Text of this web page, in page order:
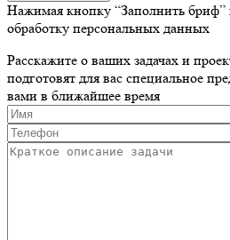
Нажимая кнопку “Заполнить бриф”
обработку персональных данных
Расскажите о ваших задачах и
подготовят для вас специальное
вами в ближайшее время